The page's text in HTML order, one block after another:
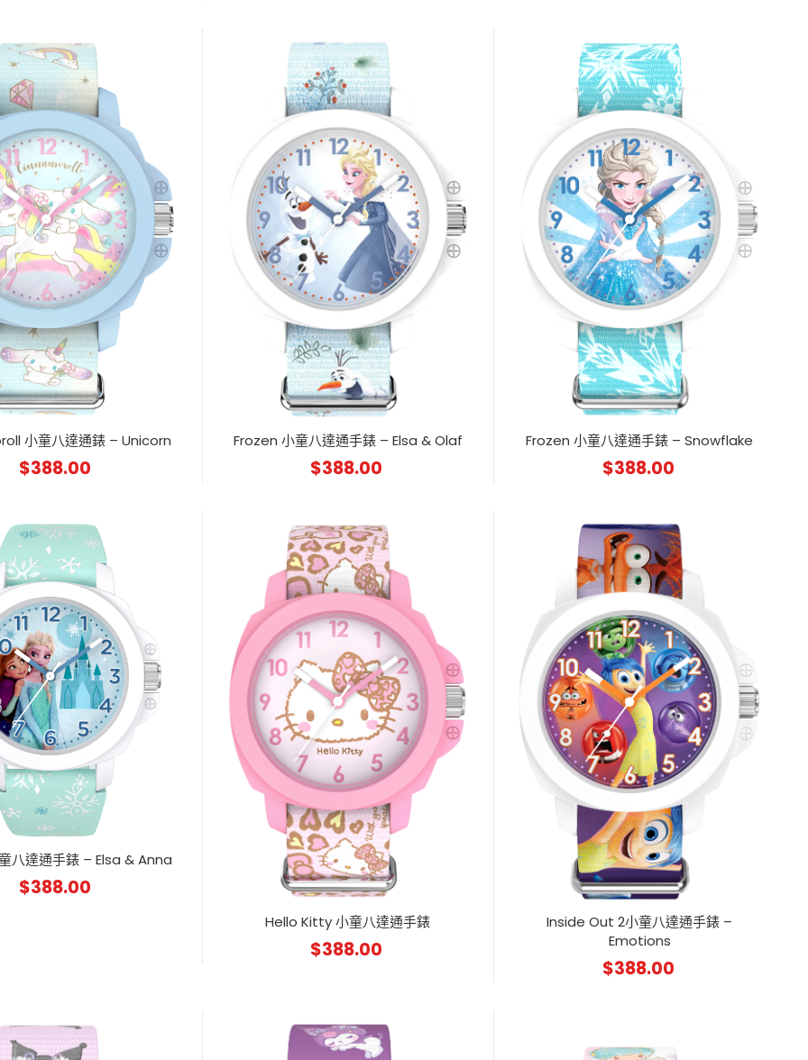
小童八達通錶 – Unicorn
$388.00
Frozen 小童八達通手錶 – Elsa & Olaf
$388.00
Frozen 小童八達通手錶 – Snowflake
$388.00
八達通手錶 – Elsa & Anna
$388.00
Hello Kitty 小童八達通手錶
$388.00
Inside Out 2小童八達通手錶 –
Emotions
$388.00